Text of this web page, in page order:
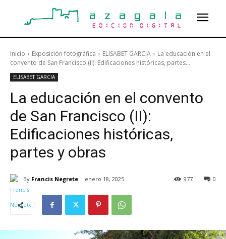
Inicio Exposición fotográfica ELISABET GARCIA
La educación en el
convento de San Francisco (II): Edificaciones históricas, partes...
ELISABET GARCIA
La educación en el convento
de San Francisco (II):
Edificaciones históricas,
partes y obras
By Francis Negrete enero 18, 2025 0
977